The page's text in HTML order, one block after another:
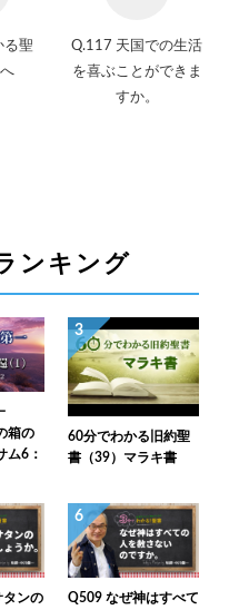
る聖
Q.117 天国での生活
を喜ぶことができま
すか。
ンキング
箱の
ム6：
3
60分でわかる旧約聖
書（39）マラキ書
タンの
6
Q509 なぜ神はすべて